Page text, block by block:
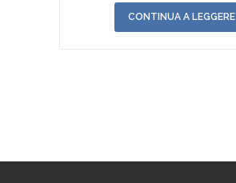
CONTINUA A LEGGERE